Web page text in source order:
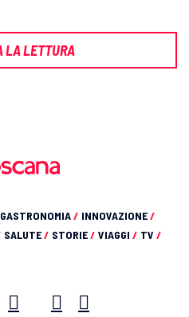
LA LETTURA
/ INNOVAZIONE/
SALUTE/ STORIE/ VIAGGI / TV /